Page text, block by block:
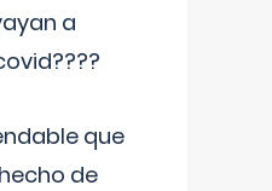
a
que
de